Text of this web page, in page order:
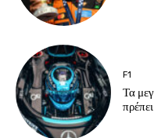
F1
Τα